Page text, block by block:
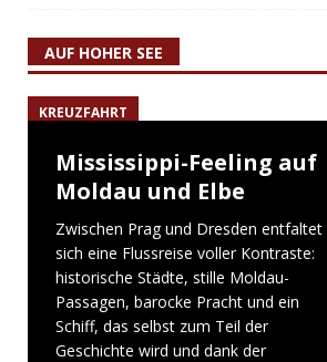
AUF HOHER SEE
KREUZFAHRT
Mississippi-Feeling auf
Moldau und Elbe
Zwischen Prag und Dresden entfaltet
sich eine Flussreise voller Kontraste:
historische Städte, stille Moldau-
Passagen, barocke Pracht und ein
Schiff, das selbst zum Teil der
Geschichte wird und dank der